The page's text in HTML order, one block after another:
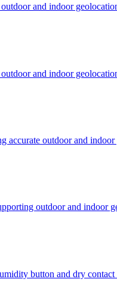
and indoor
and indoor
accurate outdoor and
outdoor and indoor
button and dry